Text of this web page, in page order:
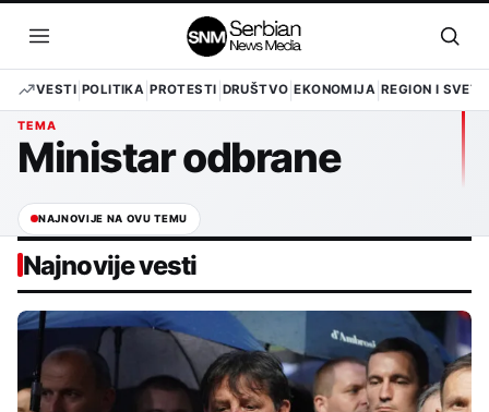
sadržaj
Otvori
meni
VESTI POLITIKA PROTESTI DRUŠTVO EKONOMIJA REGION I SVET
TEMA
Ministar odbrane
NAJNOVIJE NA OVU TEMU
Najnovije vesti